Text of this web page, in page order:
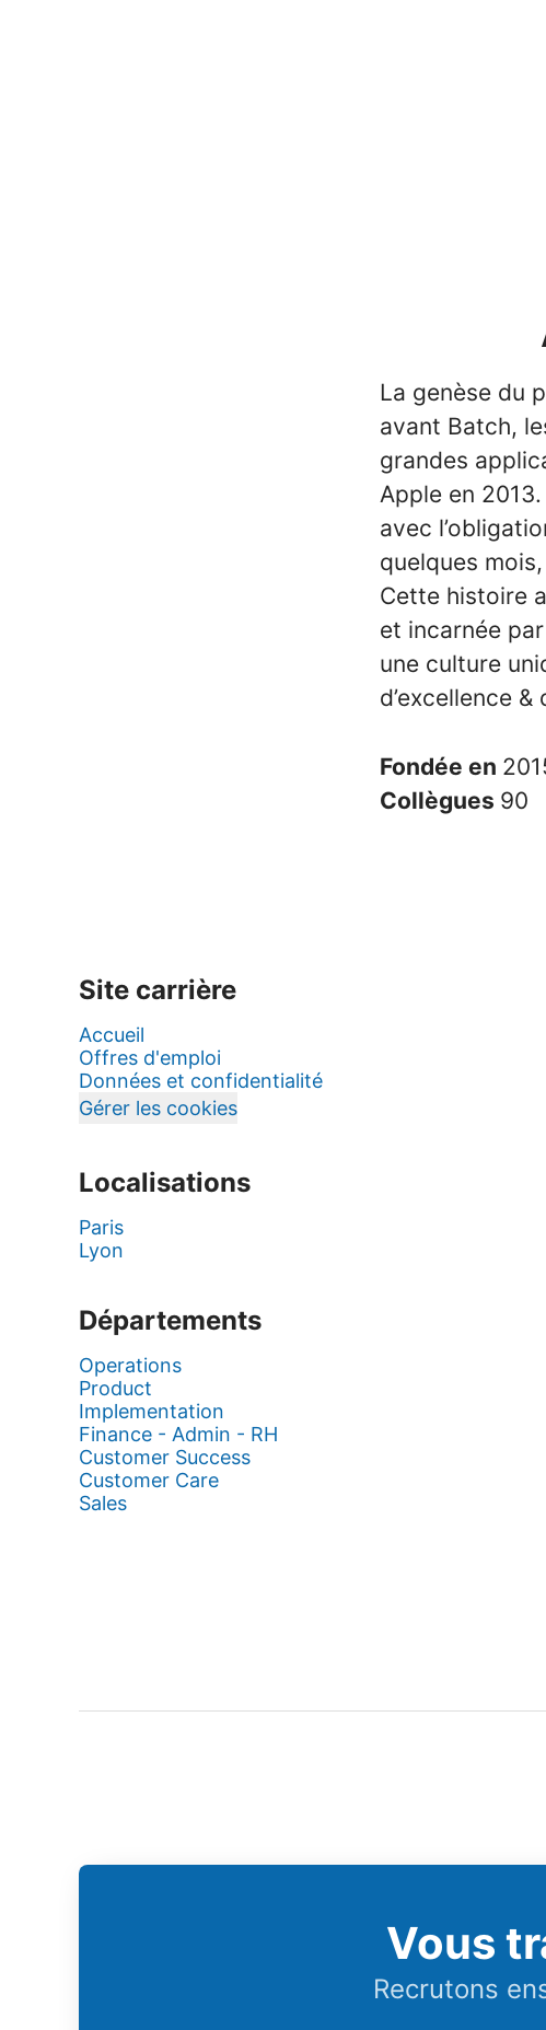
La genèse du
avant Batch,
grandes
Apple en
avec
quelques mois,
Cette histoire
et incarnée
une culture
d’excellence
Fondée en
Collègues 90
Site carrière
Accueil
Offres d'emploi
Données et confidentialité
Gérer les cookies
Localisations
Paris
Lyon
Départements
Operations
Product
Implementation
Finance - Admin - RH
Customer Success
Customer Care
Sales
Vous
Recrutons